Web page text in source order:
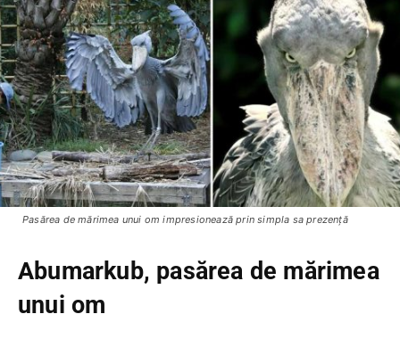
Pasărea de mărimea unui om impresionează prin simpla sa prezenţă
Abumarkub, pasărea de mărimea
unui om